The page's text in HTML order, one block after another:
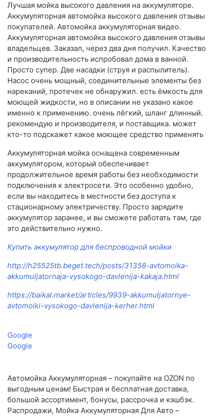
Лучшая мойка высокого давления на аккумуляторе.
Аккумуляторная автомойка высокого давления отзывы
покупателей. Автомойка аккумуляторная видео.
Аккумуляторная автомойка высокого давления отзывы
владельцев. Заказал, через два дня получил. Качество
и производительность испробовал дома в ванной.
Просто супер. Две насадки (струя и распылитель).
Насос очень мощный, соединительные элементы без
нареканий, протечек не обнаружил. есть ёмкость для
моющей жидкости, но в описании не указано какое
именно к применению. очень лёгкий, шланг длинный.
рекомендую и производителя, и поставщика. может
кто-то подскажет какое моющее средство применять
Аккумуляторная мойка оснащена современным
аккумулятором, который обеспечивает
продолжительное время работы без необходимости
подключения к электросети. Это особенно удобно,
если вы находитесь в местности без доступа к
стационарному электричеству. Просто зарядите
аккумулятор заранее, и вы сможете работать там, где
это действительно нужно.
Купить аккумулятор для беспроводной мойки
http://h25525tb.beget.tech/posts/31358-avtomoika-
akkumuljatornaja-vysokogo-davlenija-kakaja.html
https://baikal.market/articles/9939-akkumuljatornye-
avtomoiki-vysokogo-davlenija-kerher.html
Google
Google
Автомойка Аккумуляторная – покупайте на OZON по
выгодным ценам! Быстрая и бесплатная доставка,
большой ассортимент, бонусы, рассрочка и кэшбэк.
Распродажи, Мойка Аккумуляторная Для Авто –